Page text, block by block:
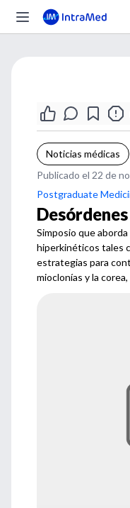
Noticias médicas
Publicado el 22 de
Postgraduate
Simposio que
hiperkinéticos tales
estrategias para
mioclonías y la